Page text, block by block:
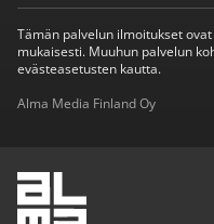
Tämän palvelun ilmoitukset
mukaisesti. Muuhun palvelun
evästeasetusten kautta.
Alma Media Finland Oy